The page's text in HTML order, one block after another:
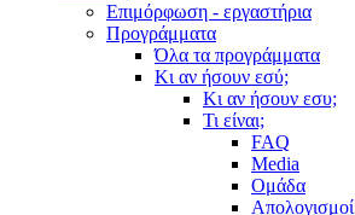
Επιμόρφωση - εργαστήρια
Προγράμματα
Όλα τα προγράμματα
Κι αν ήσουν εσύ;
Κι αν ήσουν εσυ;
Τι είναι;
FAQ
Media
Ομάδα
Απολογισμοί